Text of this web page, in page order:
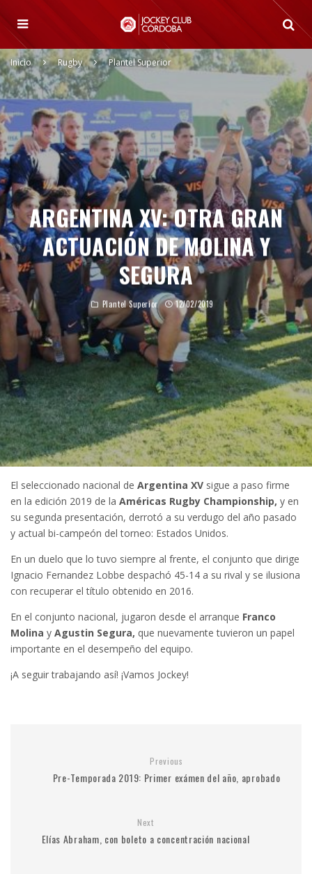
Inicio Rugby Plantel Superior
ARGENTINA XV: OTRA GRAN
ACTUACIÓN DE MOLINA Y
SEGURA
Plantel Superior 12/02/2019
El seleccionado nacional de Argentina XV sigue a paso firme
en la edición 2019 de la Américas Rugby Championship, y en
su segunda presentación, derrotó a su verdugo del año pasado
y actual bi-campeón del torneo: Estados Unidos.
En un duelo que lo tuvo siempre al frente, el conjunto que dirige
Ignacio Fernandez Lobbe despachó 45-14 a su rival y se ilusiona
con recuperar el título obtenido en 2016.
En el conjunto nacional, jugaron desde el arranque Franco
Molina y Agustin Segura, que nuevamente tuvieron un papel
importante en el desempeño del equipo.
¡A seguir trabajando así! ¡Vamos Jockey!
Previous
Pre-Temporada 2019: Primer exámen del año, aprobado
Next
Elías Abraham, con boleto a concentración nacional